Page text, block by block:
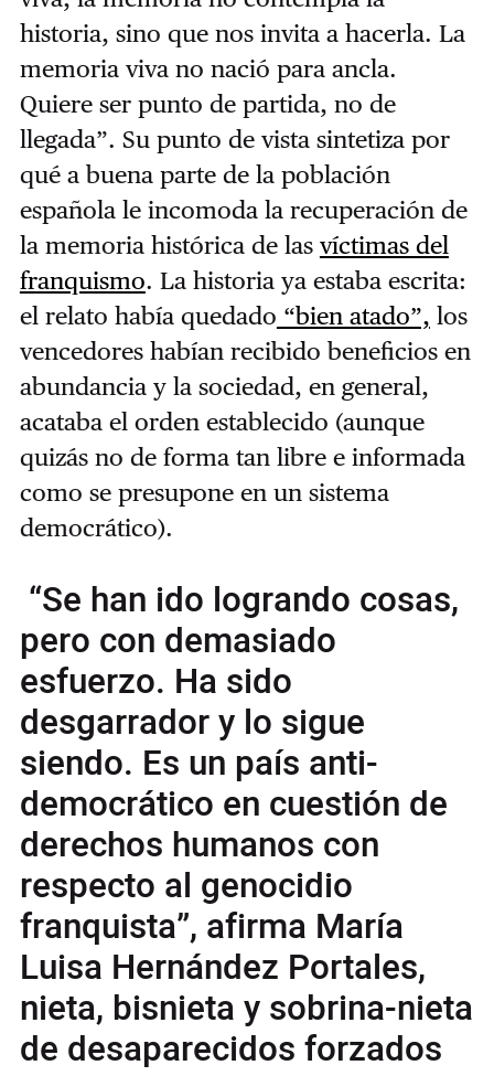
historia, sino que nos invita a hacerla. La
memoria viva no nació para ancla.
Quiere ser punto de partida, no de
llegada”. Su punto de vista sintetiza por
qué a buena parte de la población
española le incomoda la recuperación de
la memoria histórica de las víctimas del
franquismo. La historia ya estaba escrita:
el relato había quedado “bien atado”, los
vencedores habían recibido beneficios en
abundancia y la sociedad, en general,
acataba el orden establecido (aunque
quizás no de forma tan libre e informada
como se presupone en un sistema
democrático).
“Se han ido logrando cosas,
pero con demasiado
esfuerzo. Ha sido
desgarrador y lo sigue
siendo. Es un país anti-
democrático en cuestión de
derechos humanos con
respecto al genocidio
franquista”, afirma María
Luisa Hernández Portales,
nieta, bisnieta y sobrina-nieta
de desaparecidos forzados